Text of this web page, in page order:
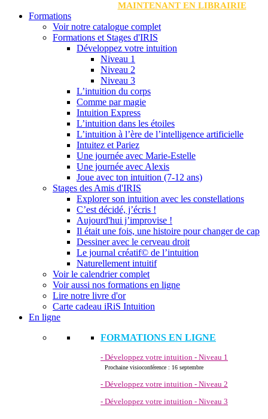
MAINTENANT EN LIBRAIRIE
Formations
Voir notre catalogue complet
Formations et Stages d'IRIS
Développez votre intuition
Niveau 1
Niveau 2
Niveau 3
L’intuition du corps
Comme par magie
Intuition Express
L’intuition dans les étoiles
L’intuition à l’ère de l’intelligence artificielle
Intuitez et Pariez
Une journée avec Marie-Estelle
Une journée avec Alexis
Joue avec ton intuition (7-12 ans)
Stages des Amis d'IRIS
Explorer son intuition avec les constellations
C’est décidé, j’écris !
Aujourd'hui j’improvise !
Il était une fois, une histoire pour changer de cap
Dessiner avec le cerveau droit
Le journal créatif© de l’intuition
Naturellement intuitif
Voir le calendrier complet
Voir aussi nos formations en ligne
Lire notre livre d'or
Carte cadeau iRiS Intuition
En ligne
FORMATIONS EN LIGNE
- Développez votre intuition - Niveau 1
Prochaine visioconférence : 16 septembre
- Développez votre intuition - Niveau 2
- Développez votre intuition - Niveau 3